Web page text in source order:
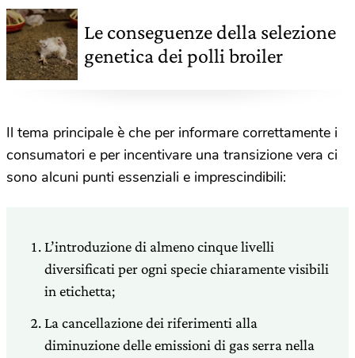
Le conseguenze della selezione
genetica dei polli broiler
Il tema principale è che per informare correttamente i
consumatori e per incentivare una transizione vera ci
sono alcuni punti essenziali e imprescindibili:
L’introduzione di almeno cinque livelli
diversificati per ogni specie chiaramente visibili
in etichetta;
La cancellazione dei riferimenti alla
diminuzione delle emissioni di gas serra nella